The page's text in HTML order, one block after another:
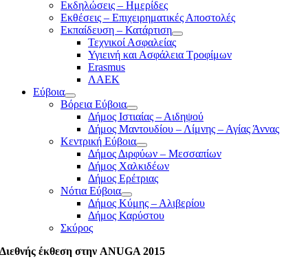
Εκδηλώσεις – Ημερίδες
Εκθέσεις – Επιχειρηματικές Αποστολές
Εκπαίδευση – Κατάρτιση
Τεχνικοί Ασφαλείας
Υγιεινή και Ασφάλεια Τροφίμων
Erasmus
ΛΑΕΚ
Εύβοια
Βόρεια Εύβοια
Δήμος Ιστιαίας – Αιδηψού
Δήμος Μαντουδίου – Λίμνης – Αγίας Άννας
Κεντρική Εύβοια
Δήμος Διρφύων – Μεσσαπίων
Δήμος Χαλκιδέων
Δήμος Ερέτριας
Νότια Εύβοια
Δήμος Κύμης – Αλιβερίου
Δήμος Καρύστου
Σκύρος
Διεθνής έκθεση στην ANUGA 2015